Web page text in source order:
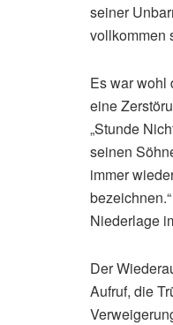
seiner
vollkommen
Es war wohl
eine
„Stunde
seinen
immer
Niederlage
Der
Aufruf, die